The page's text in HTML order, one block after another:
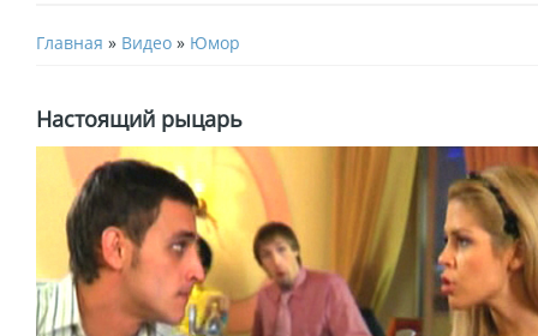
Главная » Видео » Юмор
Настоящий рыцарь